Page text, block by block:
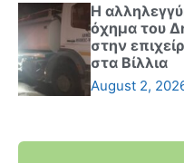
Η
όχημα του
στην
στα Βίλλια
August 2,